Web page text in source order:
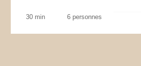
30 min 6 personnes